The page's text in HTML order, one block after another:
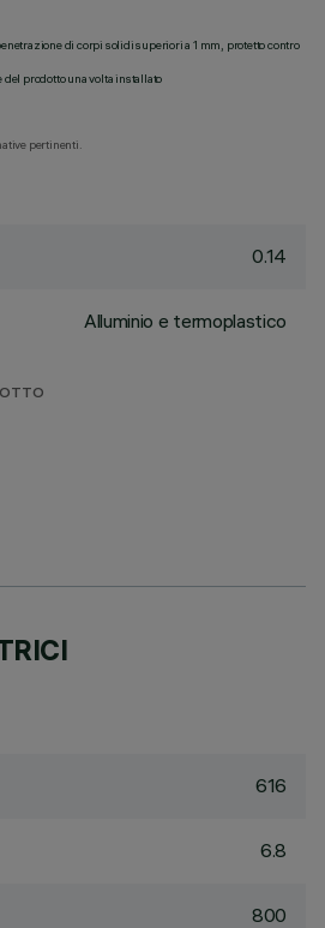
di corpi solidi superiori a 1 mm, protetto contro
prodotto una volta installato
pertinenti.
0.14
Alluminio e termoplastico
616
6.8
800